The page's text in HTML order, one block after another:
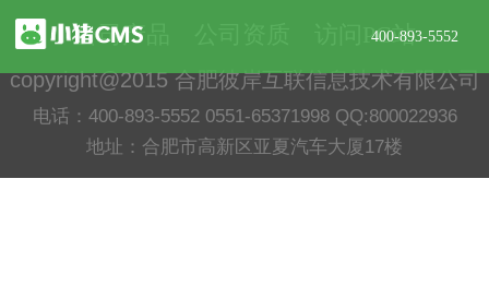
400-893-5552
公司产品 访问PC站
copyright@2015 合肥彼岸互联信息技术有限公司
电话：400-893-5552 0551-65371998 QQ:800022936
地址：合肥市高新区亚夏汽车大厦17楼